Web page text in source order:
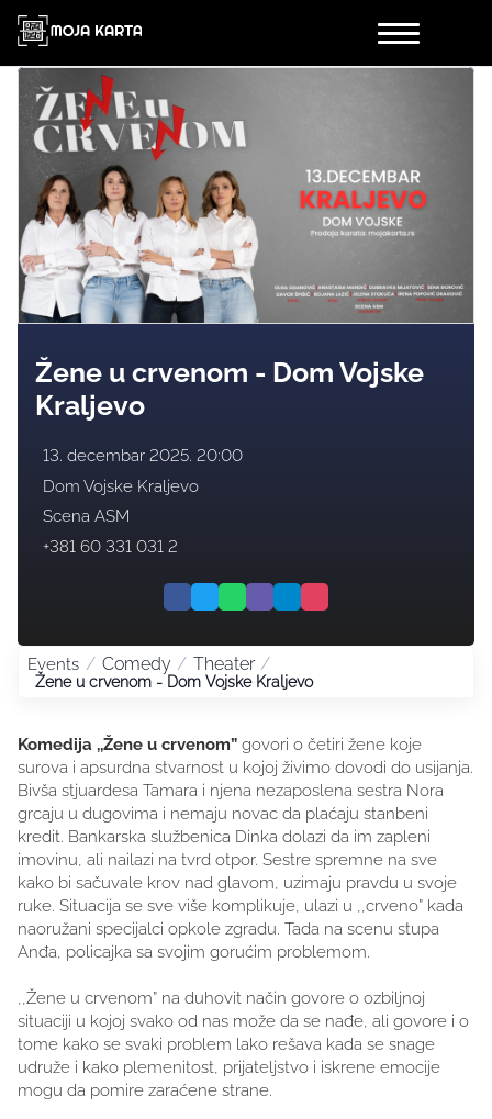
Žene u crvenom - Dom Vojske
Kraljevo
13. decembar 2025. 20:00
Dom Vojske Kraljevo
Scena ASM
+381 60 331 031 2
Events / Comedy / Theater /
Žene u crvenom - Dom Vojske Kraljevo
Komedija ,,Žene u crvenom” govori o četiri žene koje
surova i apsurdna stvarnost u kojoj živimo dovodi do usijanja.
Bivša stjuardesa Tamara i njena nezaposlena sestra Nora
grcaju u dugovima i nemaju novac da plaćaju stanbeni
kredit. Bankarska službenica Dinka dolazi da im zapleni
imovinu, ali nailazi na tvrd otpor. Sestre spremne na sve
kako bi sačuvale krov nad glavom, uzimaju pravdu u svoje
ruke. Situacija se sve više komplikuje, ulazi u ,,crveno” kada
naoružani specijalci opkole zgradu. Tada na scenu stupa
Anđa, policajka sa svojim gorućim problemom.
,,Žene u crvenom” na duhovit način govore o ozbiljnoj
situaciji u kojoj svako od nas može da se nađe, ali govore i o
tome kako se svaki problem lako rešava kada se snage
udruže i kako plemenitost, prijateljstvo i iskrene emocije
mogu da pomire zaraćene strane.